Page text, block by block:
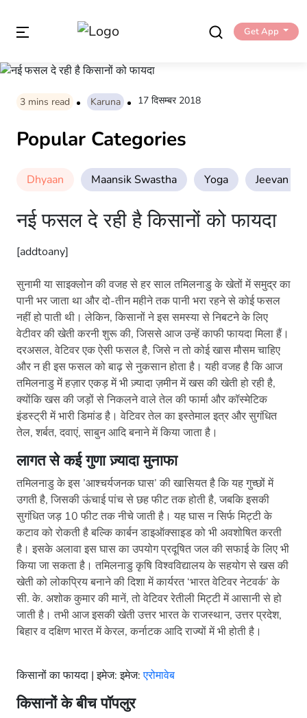
Get App
3 mins read Karuna 17 दिसम्बर 2018
Popular Categories
Dhyaan Maansik Swastha Yoga Jeevan
नई फसल दे रही है किसानों को फायदा
[addtoany]
सुनामी या साइक्लोन की वजह से हर साल तमिलनाडु के खेतों में समुद्र का
पानी भर जाता था और दो-तीन महीने तक पानी भरा रहने से कोई फसल
नहीं हो पाती थी। लेकिन, किसानों ने इस समस्या से निबटने के लिए
वेटीवर की खेती करनी शुरू की, जिससे आज उन्हें काफी फायदा मिला हैं।
दरअसल, वेटिवर एक ऐसी फसल है, जिसे न तो कोई खास मौसम चाहिए
और न ही इस फसल को बाढ़ से नुकसान होता है। यही वजह है कि आज
तमिलनाडु में हज़ार एकड़ में भी ज़्यादा ज़मीन में खस की खेती हो रही है,
क्योंकि खस की जड़ों से निकलने वाले तेल की फार्मा और कॉस्मेटिक
इंडस्ट्री में भारी डिमांड है। वेटिवर तेल का इस्तेमाल इत्र और सुगंधित
तेल, शर्बत, दवाएं, साबुन आदि बनाने में किया जाता है।
लागत से कई गुणा ज़्यादा मुनाफा
तमिलनाडु के इस ’आश्चर्यजनक घास’ की खासियत है कि यह गुच्छों में
उगती है, जिसकी ऊंचाई पांच से छह फीट तक होती है, जबकि इसकी
सुगंधित जड़ 10 फीट तक नीचे जाती है। यह घास न सिर्फ मिट्टी के
कटाव को रोकती है बल्कि कार्बन डाइऑक्साइड को भी अवशोषित करती
है। इसके अलावा इस घास का उपयोग प्रदूषित जल की सफाई के लिए भी
किया जा सकता है। तमिलनाडु कृषि विश्वविद्यालय के सहयोग से खस की
खेती को लोकप्रिय बनाने की दिशा में कार्यरत ‘भारत वेटिवर नेटवर्क’ के
सी. के. अशोक कुमार की मानें, तो वेटिवर रेतीली मिट्टी में आसानी से हो
जाती है। तभी आज इसकी खेती उत्तर भारत के राजस्थान, उत्तर प्रदेश,
बिहार व दक्षिण भारत में केरल, कर्नाटक आदि राज्यों में भी होती है।
किसानों का फायदा | इमेज: इमेज:एरोमावेब
किसानों के बीच पॉपलुर